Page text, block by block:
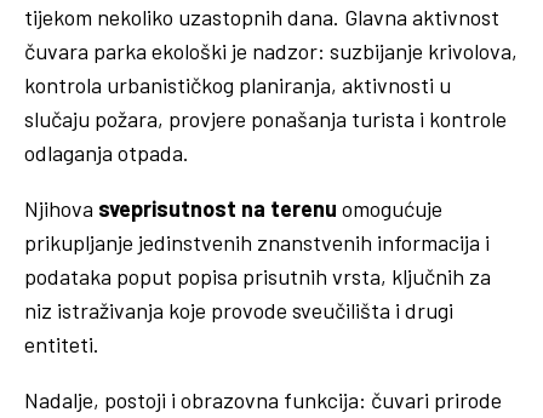
tijekom nekoliko uzastopnih dana. Glavna aktivnost
čuvara parka ekološki je nadzor: suzbijanje krivolova,
kontrola urbanističkog planiranja, aktivnosti u
slučaju požara, provjere ponašanja turista i kontrole
odlaganja otpada.
Njihova sveprisutnost na terenu omogućuje
prikupljanje jedinstvenih znanstvenih informacija i
podataka poput popisa prisutnih vrsta, ključnih za
niz istraživanja koje provode sveučilišta i drugi
entiteti.
Nadalje, postoji i obrazovna funkcija: čuvari prirode